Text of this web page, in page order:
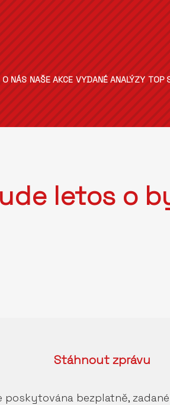
O NÁS NAŠE AKCE VYDANÉ ANALÝZY TOP
letos o
Stáhnoutzprávu
poskytována bezplatně,